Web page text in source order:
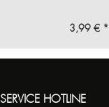
3,99 € *
SERVICE HOTLINE